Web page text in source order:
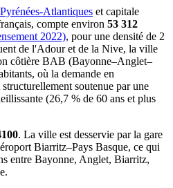
Pyrénées-Atlantiques et capitale
compte environ 53 312
2022), pour une densité de 2
de l'Adour et de la Nive, la ville
côtière BAB (Bayonne–Anglet–
où la demande en
soutenue par une
(26,7 % de 60 ans et plus
. La ville est desservie par la gare
Biarritz–Pays Basque, ce qui
entre Bayonne, Anglet, Biarritz,